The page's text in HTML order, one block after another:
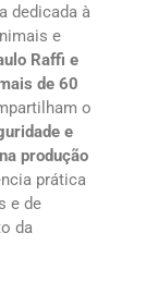
dedicada à
e
Raffi e
de 60
o
e
produção
prática
e de
da